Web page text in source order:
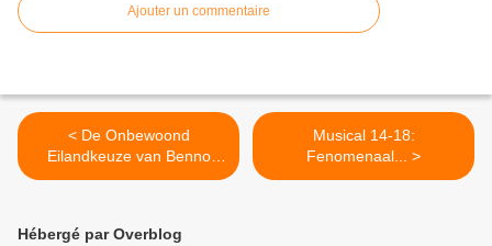
Ajouter un commentaire
< De Onbewoond
Eilandkeuze van Benno
Barnard
Musical 14-18:
Fenomenaal... >
Hébergé par Overblog